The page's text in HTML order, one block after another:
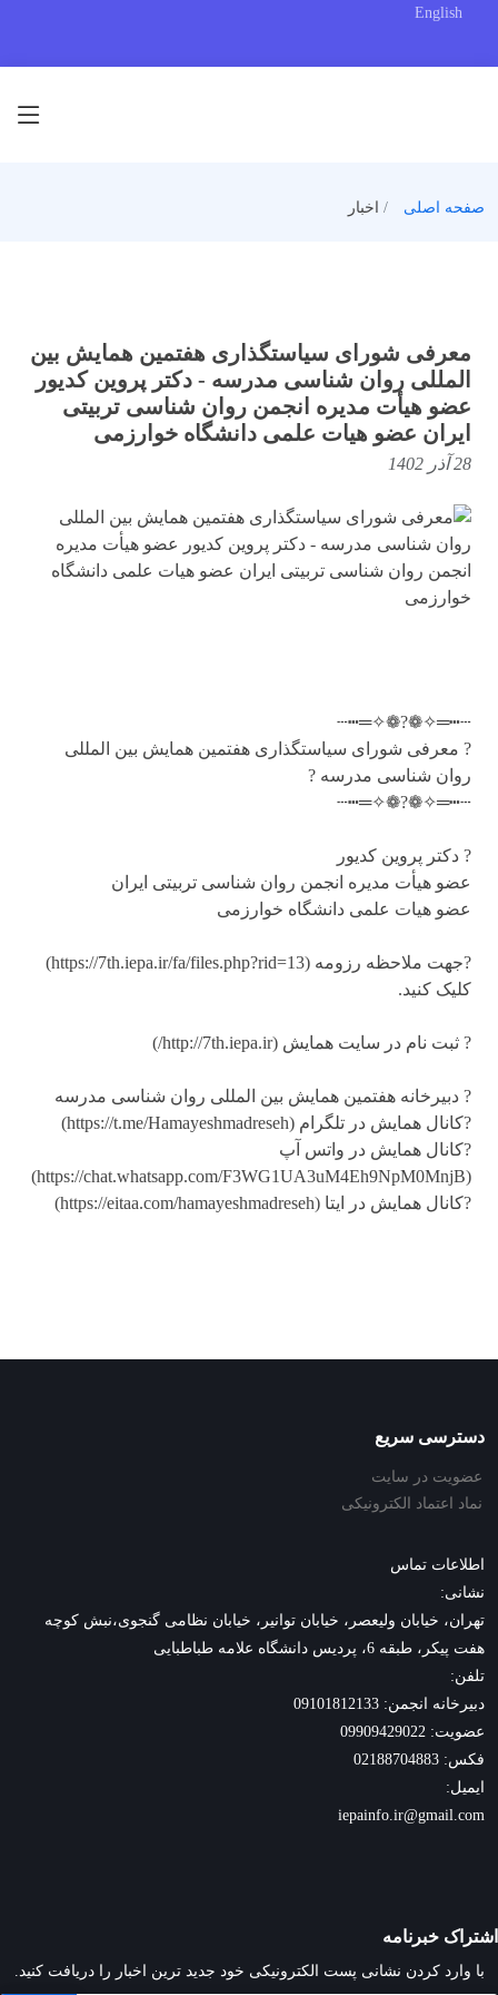
English
صفحه اصلی اخبار
معرفی شورای سیاستگذاری هفتمین همایش بین
المللی روان شناسی مدرسه - دکتر پروین کدیور
عضو هیأت مدیره انجمن روان شناسی تربیتی
ایران عضو هیات علمی دانشگاه خوارزمی
28 آذر 1402
┄┅═✧❁?❁✧═┅┄
? معرفی شورای سیاستگذاری هفتمین همایش بین المللی
روان شناسی مدرسه ?
┄┅═✧❁?❁✧═┅┄
? دکتر پروین کدیور
عضو هیأت مدیره انجمن روان شناسی تربیتی ایران
عضو هیات علمی دانشگاه خوارزمی
?جهت ملاحظه رزومه (https://7th.iepa.ir/fa/files.php?rid=13)
کلیک کنید.
? ثبت نام در سایت همایش (http://7th.iepa.ir/)
? دبیرخانه هفتمین همایش بین المللی روان شناسی مدرسه
?کانال همایش در تلگرام (https://t.me/Hamayeshmadreseh)
?کانال همایش در واتس آپ
(https://chat.whatsapp.com/F3WG1UA3uM4Eh9NpM0MnjB)
?کانال همایش در ایتا (https://eitaa.com/hamayeshmadreseh)
دسترسی سریع
عضویت در سایت
نماد اعتماد الکترونیکی
اطلاعات تماس
نشانی:
تهران، خیابان ولیعصر، خیابان توانیر، خیابان نظامی گنجوی،نبش کوچه
هفت پیکر، طبقه 6، پردیس دانشگاه علامه طباطبایی
تلفن:
دبیرخانه انجمن: 09101812133
عضویت: 09909429022
فکس: 02188704883
ایمیل:
iepainfo.ir@gmail.com
اشتراک خبرنامه
با وارد کردن نشانی پست الکترونیکی خود جدید ترین اخبار را دریافت کنید.